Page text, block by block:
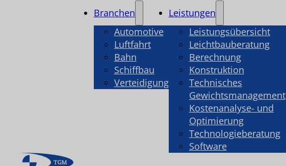
Branchen
Automotive
Luftfahrt
Bahn
Schiffbau
Verteidigung
Leistungen
Leistungsübersicht
Leichtbauberatung
Berechnung
Konstruktion
Technisches
Gewichtsmanagement
Kostenanalyse- und
Optimierung
Technologieberatung
Software